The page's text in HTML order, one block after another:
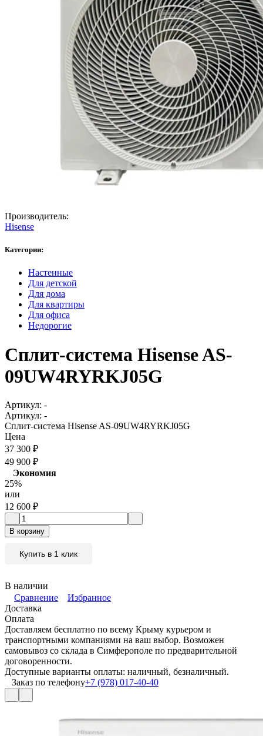
Производитель:
Hisense
Категории:
Настенные
Для детской
Для дома
Для квартиры
Для офиса
Недорогие
Сплит-система Hisense AS-
09UW4RYRKJ05G
Артикул: -
Артикул: -
Сплит-система Hisense AS-09UW4RYRKJ05G
Цена
37 300 ₽
49 900 ₽
Экономия
25%
или
12 600 ₽
В корзину
Купить в 1 клик
В наличии
Сравнение
Избранное
Доставка
Оплата
Доставляем бесплатно по всему Крыму курьером и
транспортными компаниями на ваш выбор. Возможен
самовывоз со склада в Симферополе по предварительной
договоренности.
Доступные варианты оплаты: наличный, безналичный.
Заказ по телефону+7 (978) 017-40-40